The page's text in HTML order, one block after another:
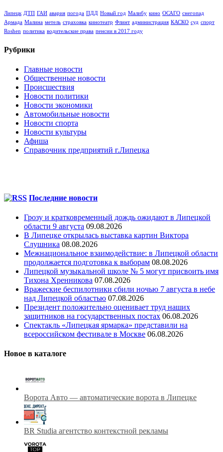
Липецк ДТП ГАИ авария погода ПДД Новый год Малибу кино ОСАГО снегопад
Армада Малина метель страховка кинотеатр Флинт администрация КАСКО суд спорт
Roshen политика водительские права пенсии в 2017 году
Рубрики
Главные новости
Общественные новости
Происшествия
Новости политики
Новости экономики
Автомобильные новости
Новости спорта
Новости культуры
Афиша
Справочник предприятий г.Липецка
Последние новости
Грозу и кратковременный дождь ожидают в Липецкой
области 9 августа 09.08.2026
В Липецке открылась выставка картин Виктора
Слушника 08.08.2026
Межнациональное взаимодействие: в Липецкой области
продолжается подготовка к выборам 08.08.2026
Липецкой музыкальной школе № 5 могут присвоить имя
Тихона Хренникова 07.08.2026
Вражеские беспилотники сбили ночью 7 августа в небе
над Липецкой областью 07.08.2026
Президент положительно оценивает труд наших
защитников на государственных постах 06.08.2026
Спектакль «Липецкая ярмарка» представили на
всероссийском фестивале в Москве 06.08.2026
Новое в каталоге
Ворота Авто — автоматические ворота в Липецке
BR Studia агентство контекстной рекламы